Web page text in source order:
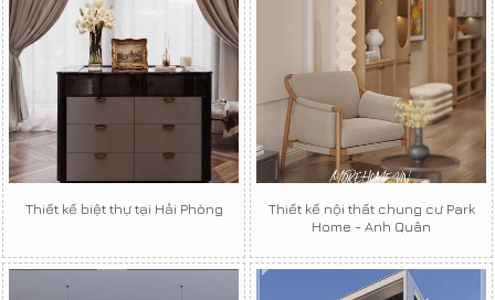
Thiết kế biệt thự tại Hải Phòng
Thiết kế nội thất chung cư Park
Home - Anh Quân